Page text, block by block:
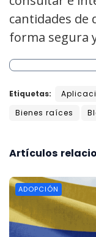
cantidades de
forma segura
Etiquetas:
Bienes raíces
Artículos
ADOPCIÓN